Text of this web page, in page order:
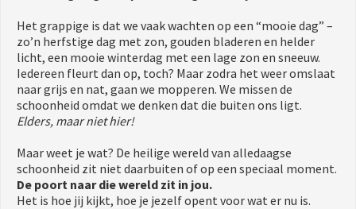
Het grappige is dat we vaak wachten op een “mooie dag” –
zo’n herfstige dag met zon, gouden bladeren en helder
licht, een mooie winterdag met een lage zon en sneeuw.
Iedereen fleurt dan op, toch? Maar zodra het weer omslaat
naar grijs en nat, gaan we mopperen. We missen de
schoonheid omdat we denken dat die buiten ons ligt.
Elders, maar niet hier!
Maar weet je wat? De heilige wereld van alledaagse
schoonheid zit niet daarbuiten of op een speciaal moment.
De poort naar die wereld zit in jou.
Het is hoe jij kijkt, hoe je jezelf opent voor wat er nu is.